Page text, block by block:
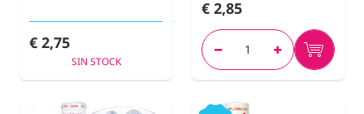
€ 2,75
SIN STOCK
€ 2,85